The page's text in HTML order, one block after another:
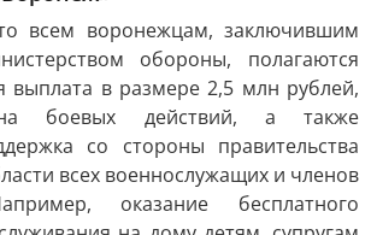
всем воронежцам, заключившим
обороны, полагаются
выплата в размере 2,5 млн рублей,
боевых действий, а также
со стороны правительства
всех военнослужащих и членов
оказание бесплатного